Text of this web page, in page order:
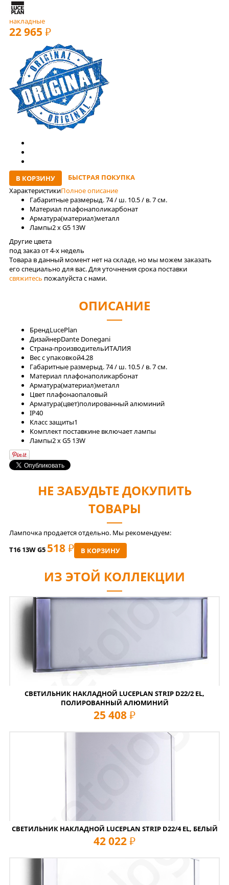
накладные
22 965 РУБ
В КОРЗИНУ
БЫСТРАЯ ПОКУПКА
ХарактеристикиПолное описание
Габаритные размерыд. 74 / ш. 10.5 / в. 7 см.
Материал плафонаполикарбонат
Арматура(материал)металл
Лaмпы2 x G5 13W
Другие цвета
под заказ от 4-x недель
Товара в данный момент нет на складе, но мы можем заказать
его специально для вас. Для уточнения срока поставки
свяжитесь пожалуйста с нами.
ОПИСАНИЕ
БрендLucePlan
ДизайнерDante Donegani
Страна-производительИТАЛИЯ
Вес с упаковкой4.28
Габаритные размерыд. 74 / ш. 10.5 / в. 7 см.
Материал плафонаполикарбонат
Арматура(материал)металл
Цвет плафонаопаловый
Арматура(цвет)полированный алюминий
IP40
Класс защиты1
Комплект поставкине включает лампы
Лaмпы2 x G5 13W
НЕ ЗАБУДЬТЕ ДОКУПИТЬ
ТОВАРЫ
Лампочка продается отдельно. Мы рекомендуем:
T16 13W G5 518 РУБ В КОРЗИНУ
ИЗ ЭТОЙ КОЛЛЕКЦИИ
СВЕТИЛЬНИК НАКЛАДНОЙ LUCEPLAN STRIP D22/2 EL,
ПОЛИРОВАННЫЙ АЛЮМИНИЙ
25 408 руб
СВЕТИЛЬНИК НАКЛАДНОЙ LUCEPLAN STRIP D22/4 EL, БЕЛЫЙ
42 022 руб